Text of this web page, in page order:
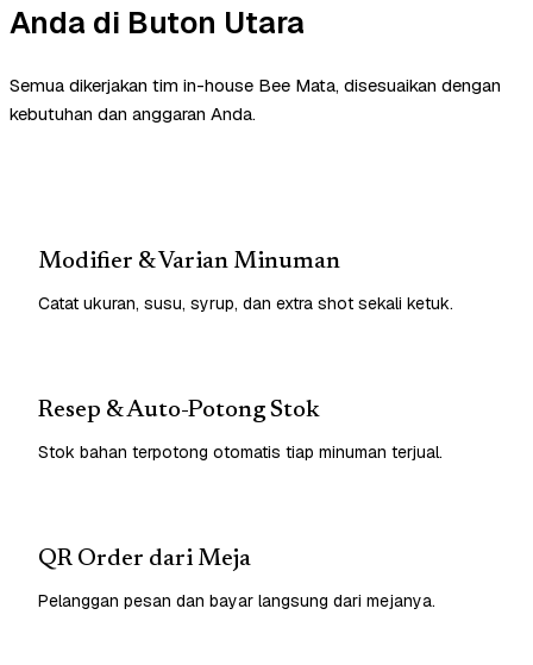
Anda di Buton Utara
Semua dikerjakan tim in-house Bee Mata, disesuaikan dengan
kebutuhan dan anggaran Anda.
Modifier & Varian Minuman
Catat ukuran, susu, syrup, dan extra shot sekali ketuk.
Resep & Auto-Potong Stok
Stok bahan terpotong otomatis tiap minuman terjual.
QR Order dari Meja
Pelanggan pesan dan bayar langsung dari mejanya.